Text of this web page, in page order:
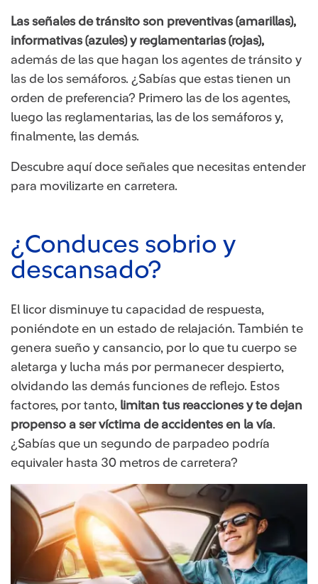
Las señales de tránsito son preventivas (amarillas),
informativas (azules) y reglamentarias (rojas),
además de las que hagan los agentes de tránsito y
las de los semáforos. ¿Sabías que estas tienen un
orden de preferencia? Primero las de los agentes,
luego las reglamentarias, las de los semáforos y,
finalmente, las demás.
Descubre aquí doce señales que necesitas entender
para movilizarte en carretera.
¿Conduces sobrio y
descansado?
El licor disminuye tu capacidad de respuesta,
poniéndote en un estado de relajación. También te
genera sueño y cansancio, por lo que tu cuerpo se
aletarga y lucha más por permanecer despierto,
olvidando las demás funciones de reflejo. Estos
factores, por tanto, limitan tus reacciones y te dejan
propenso a ser víctima de accidentes en la vía.
¿Sabías que un segundo de parpadeo podría
equivaler hasta 30 metros de carretera?